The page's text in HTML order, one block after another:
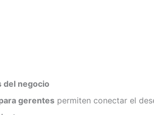
del negocio
gerentes permiten conectar el